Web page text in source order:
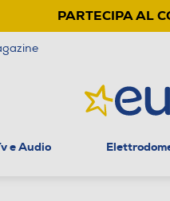
PARTECIPA AL
e Audio